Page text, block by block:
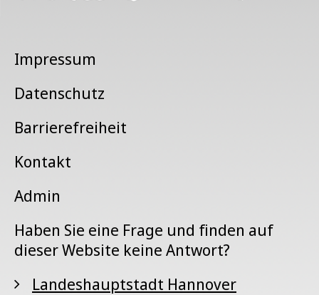
Impressum
Datenschutz
Barrierefreiheit
Kontakt
Admin
Haben Sie eine Frage und finden auf
dieser Website keine Antwort?
Landeshauptstadt Hannover